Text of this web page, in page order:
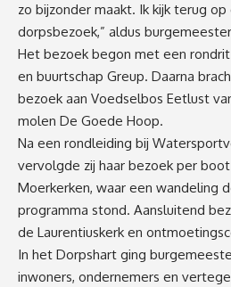
zo bijzonder maakt. Ik kijk terug
dorpsbezoek,” aldus
Het bezoek begon met een
en buurtschap Greup. Daarna
bezoek aan Voedselbos Eetlust
molen De Goede Hoop.
Na een rondleiding bij
vervolgde zij haar bezoek per
Moerkerken, waar een wandeling
programma stond. Aansluitend
de Laurentiuskerk en
In het Dorpshart ging
inwoners, ondernemers en